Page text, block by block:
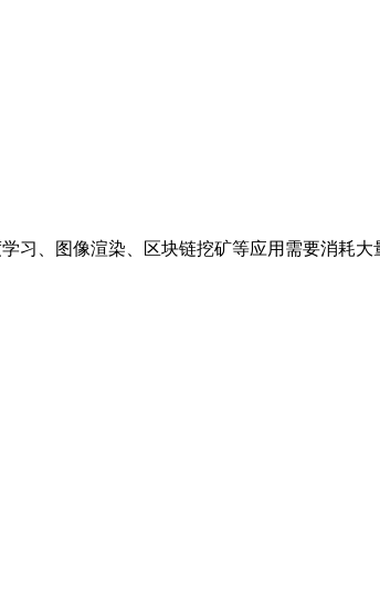
、图像渲染、区块链挖矿等应用需要消耗